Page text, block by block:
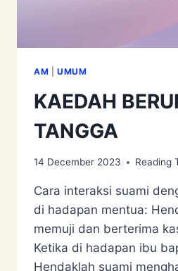
AM UMUM
KAEDAH
TANGGA
14 December 2023 Reading
Cara interaksi suami
di hadapan mentua:
memuji dan berterima
Ketika di hadapan ibu
Hendaklah suami